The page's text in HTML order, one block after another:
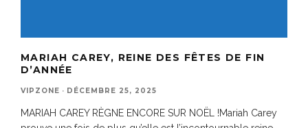
MARIAH CAREY, REINE DES FÊTES DE FIN
D’ANNÉE
VIPZONE · DÉCEMBRE 25, 2025
MARIAH CAREY RÈGNE ENCORE SUR NOËL !Mariah Carey